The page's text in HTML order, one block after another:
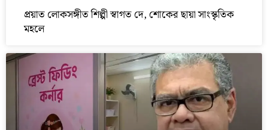
প্রয়াত লোকসঙ্গীত শিল্পী স্বাগত দে, শোকের ছায়া সাংস্কৃতিক
মহলে